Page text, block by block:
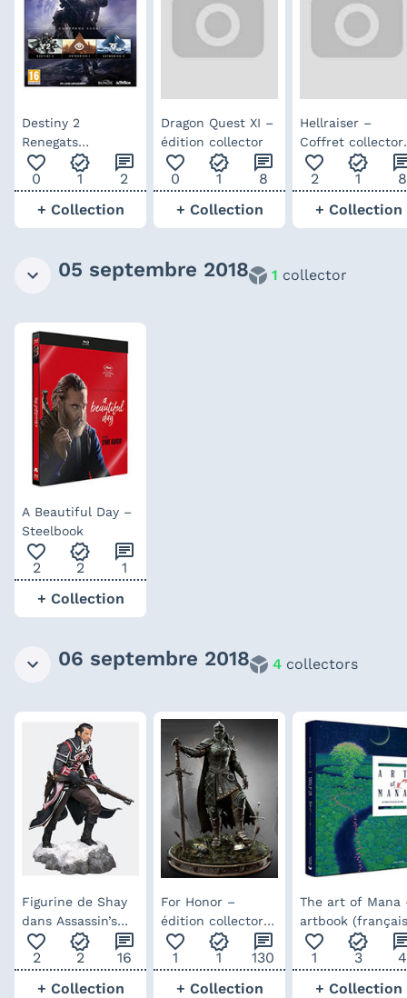
Destiny 2
Renegats
Collection
Légendaire
favorite_outline
0
verified
1
chat
2
+ Collection
Dragon Quest XI –
édition collector
favorite_outline
0
verified
1
chat
8
+ Collection
Hellraiser –
Coffret collector
clut’édition
favorite_outline
2
verified
1
8
+ Collection
05 septembre 2018 1 collector
A Beautiful Day –
Steelbook
favorite_outline
2
verified
2
chat
1
+ Collection
06 septembre 2018 4 collectors
Figurine de Shay
dans Assassin’s
Creed Rogue
favorite_outline
2
verified
2
chat
16
+ Collection
For Honor –
édition collector
Apollyon
favorite_outline
1
verified
1
chat
130
+ Collection
The art of Mana
artbook
favorite_outline
1
verified
3
4
+ Collection